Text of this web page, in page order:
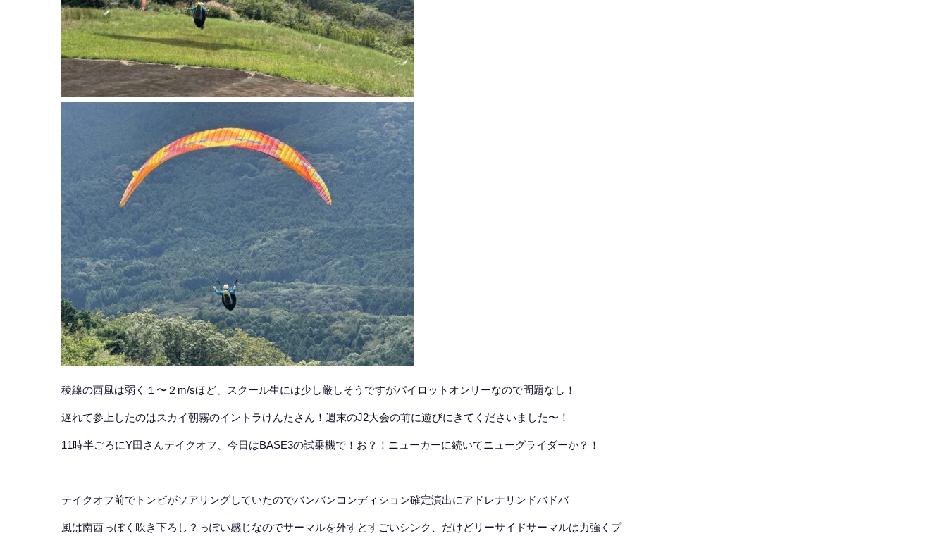
稜線の西風は弱く１〜２m/sほど、スクール生には少し厳しそうですがパイロットオンリーなので問題なし！
遅れて参上したのはスカイ朝霧のイントラけんたさん！週末のJ2大会の前に遊びにきてくださいました〜！
11時半ごろにY田さんテイクオフ、今日はBASE3の試乗機で！お？！ニューカーに続いてニューグライダーか？！
テイクオフ前でトンビがソアリングしていたのでバンバンコンディション確定演出にアドレナリンドバドバ
風は南西っぽく吹き下ろし？っぽい感じなのでサーマルを外すとすごいシンク、だけどリーサイドサーマルは力強くプ